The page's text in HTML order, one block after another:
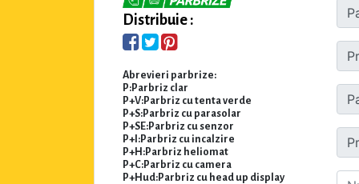
Distribuie :
Abrevieri parbrize:
P:Parbriz clar
P+V:Parbriz cu tenta verde
P+S:Parbriz cu parasolar
P+SE:Parbriz cu senzor
P+I:Parbriz cu incalzire
P+H:Parbriz heliomat
P+C:Parbriz cu camera
P+Hud:Parbriz cu head up display